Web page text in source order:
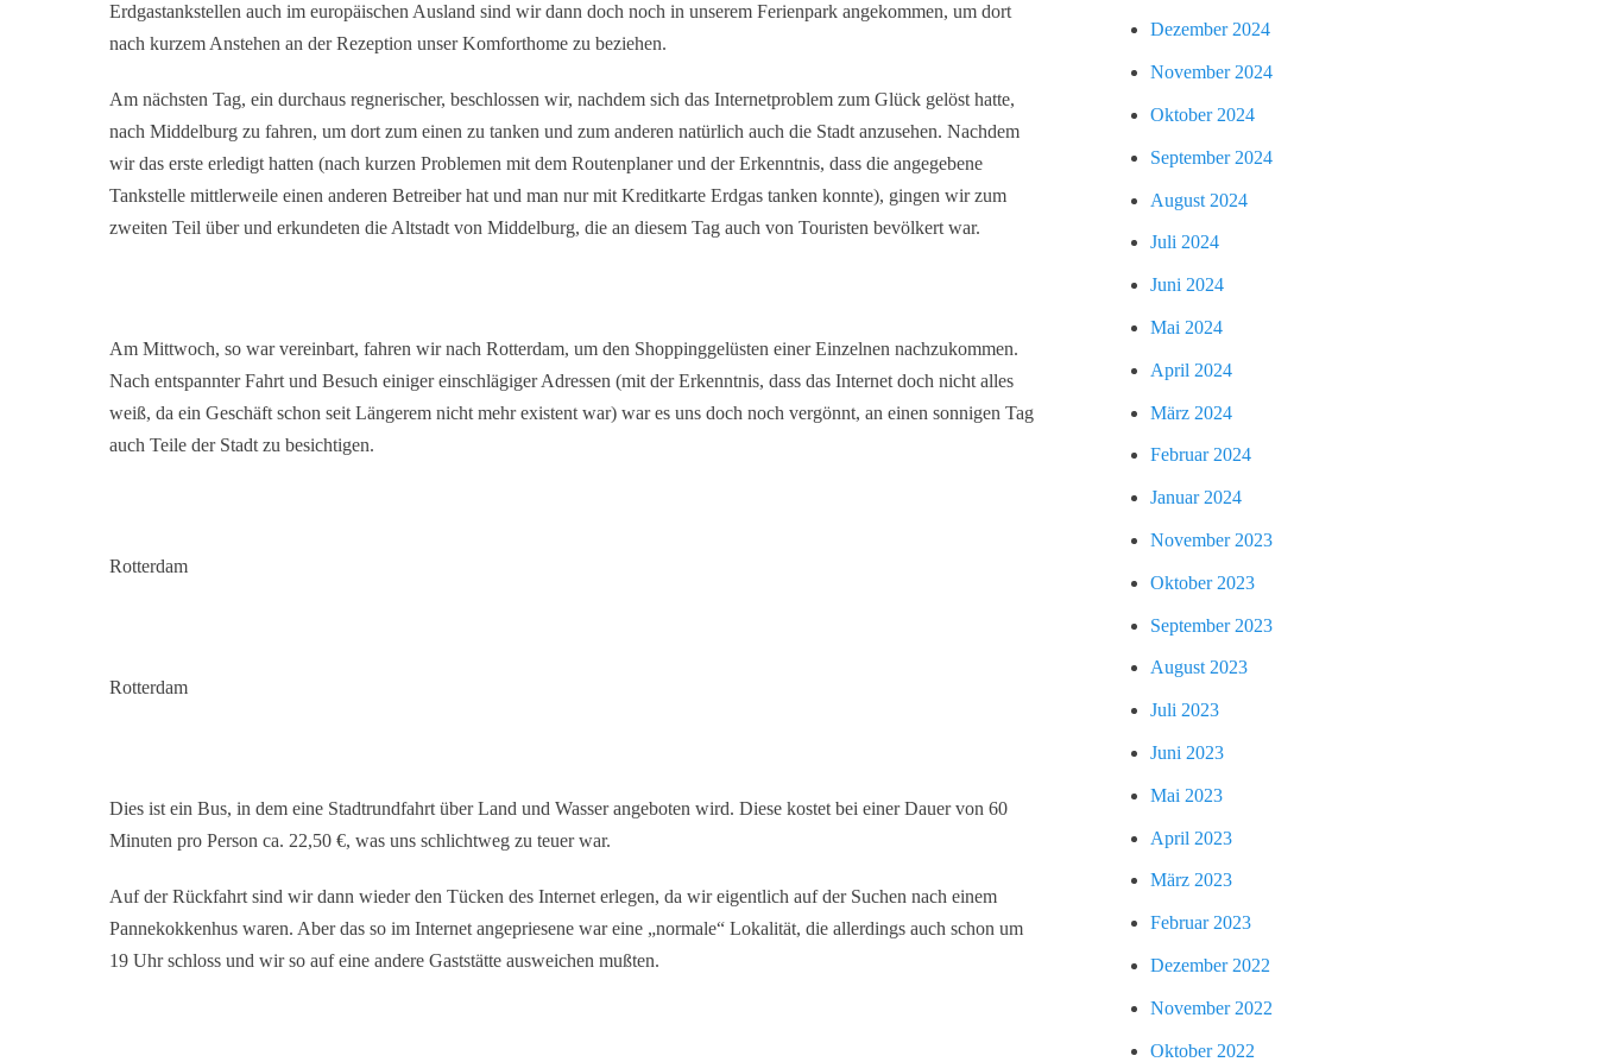
Erdgastankstellen auch im europäischen Ausland sind wir dann doch noch in unserem Ferienpark angekommen, um dort
nach kurzem Anstehen an der Rezeption unser Komforthome zu beziehen.
Am nächsten Tag, ein durchaus regnerischer, beschlossen wir, nachdem sich das Internetproblem zum Glück gelöst hatte,
nach Middelburg zu fahren, um dort zum einen zu tanken und zum anderen natürlich auch die Stadt anzusehen. Nachdem
wir das erste erledigt hatten (nach kurzen Problemen mit dem Routenplaner und der Erkenntnis, dass die angegebene
Tankstelle mittlerweile einen anderen Betreiber hat und man nur mit Kreditkarte Erdgas tanken konnte), gingen wir zum
zweiten Teil über und erkundeten die Altstadt von Middelburg, die an diesem Tag auch von Touristen bevölkert war.
Am Mittwoch, so war vereinbart, fahren wir nach Rotterdam, um den Shoppinggelüsten einer Einzelnen nachzukommen.
Nach entspannter Fahrt und Besuch einiger einschlägiger Adressen (mit der Erkenntnis, dass das Internet doch nicht alles
weiß, da ein Geschäft schon seit Längerem nicht mehr existent war) war es uns doch noch vergönnt, an einen sonnigen Tag
auch Teile der Stadt zu besichtigen.
Rotterdam
Rotterdam
Dies ist ein Bus, in dem eine Stadtrundfahrt über Land und Wasser angeboten wird. Diese kostet bei einer Dauer von 60
Minuten pro Person ca. 22,50 €, was uns schlichtweg zu teuer war.
Auf der Rückfahrt sind wir dann wieder den Tücken des Internet erlegen, da wir eigentlich auf der Suchen nach einem
Pannekokkenhus waren. Aber das so im Internet angepriesene war eine „normale“ Lokalität, die allerdings auch schon um
19 Uhr schloss und wir so auf eine andere Gaststätte ausweichen mußten.
Dezember 2024
November 2024
Oktober 2024
September 2024
August 2024
Juli 2024
Juni 2024
Mai 2024
April 2024
März 2024
Februar 2024
Januar 2024
November 2023
Oktober 2023
September 2023
August 2023
Juli 2023
Juni 2023
Mai 2023
April 2023
März 2023
Februar 2023
Dezember 2022
November 2022
Oktober 2022